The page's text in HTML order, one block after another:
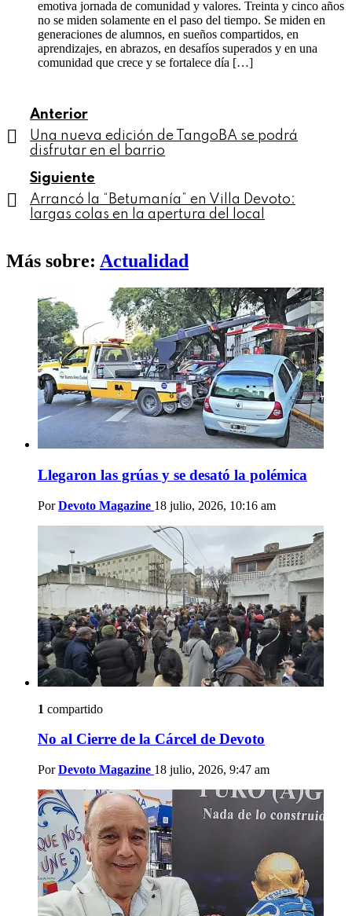
emotiva jornada de comunidad y valores. Treinta y cinco años
no se miden solamente en el paso del tiempo. Se miden en
generaciones de alumnos, en sueños compartidos, en
aprendizajes, en abrazos, en desafíos superados y en una
comunidad que crece y se fortalece día […]
more
Anterior
Una nueva edición de TangoBA se podrá
disfrutar en el barrio
Siguiente
Arrancó la “Betumanía” en Villa Devoto:
largas colas en la apertura del local
Más sobre: Actualidad
Llegaron las grúas y se desató la polémica
Por Devoto Magazine 18 julio, 2026, 10:16 am
1 compartido
No al Cierre de la Cárcel de Devoto
Por Devoto Magazine 18 julio, 2026, 9:47 am